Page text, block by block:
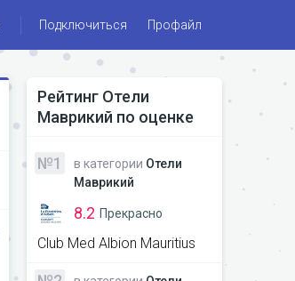
Подключиться Профайл
Рейтинг Отели
Маврикий по оценке
№1 в категории Отели
Маврикий
8.2 Прекрасно
Club Med Albion Mauritius